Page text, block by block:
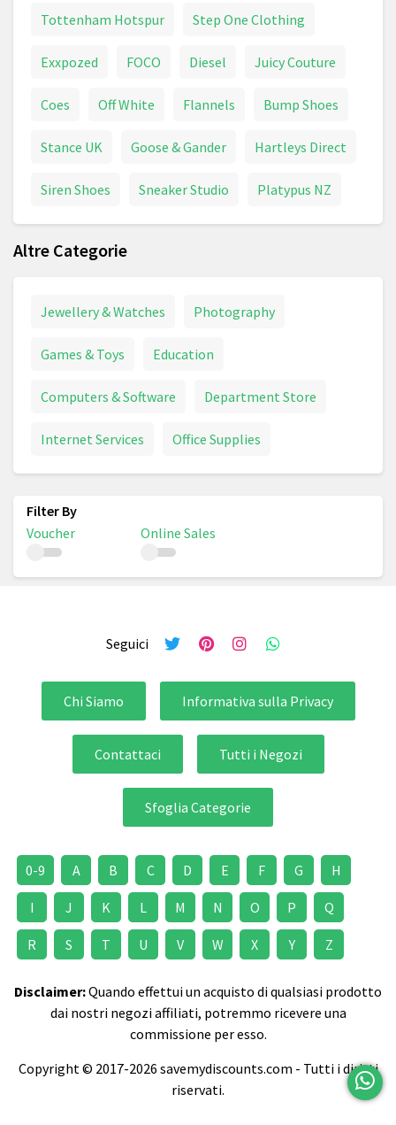
Tottenham Hotspur Step One Clothing
Exxpozed FOCO Diesel Juicy Couture
Coes Off White Flannels Bump Shoes
Stance UK Goose & Gander Hartleys Direct
Siren Shoes Sneaker Studio Platypus NZ
Altre Categorie
Jewellery & Watches Photography
Games & Toys Education
Computers & Software Department Store
Internet Services Office Supplies
Voucher Online Sales
Seguici
Chi Siamo Informativa sulla Privacy
Contattaci Tutti i Negozi
Sfoglia Categorie
0-9 A B C D E F G H
I J K L M N O P Q
R S T U V W X Y Z
Disclaimer:Quando effettui un acquisto di qualsiasi prodotto
dai nostri negozi affiliati, potremmo ricevere una
commissione per esso.
Copyright © 2017-2026 savemydiscounts.com - Tutti i diritti
riservati.